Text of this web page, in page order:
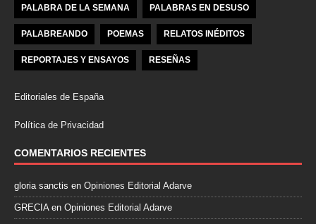
PALABRA DE LA SEMANA PALABRAS EN DESUSO
PALABREANDO POEMAS RELATOS INÉDITOS
REPORTAJES Y ENSAYOS RESEÑAS
Editoriales de España
Política de Privacidad
COMENTARIOS RECIENTES
gloria sanctis en Opiniones Editorial Adarve
GRECIAen Opiniones Editorial Adarve